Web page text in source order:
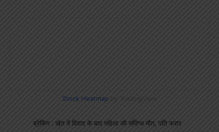
Stock Heatmap by TradingView
ब्रेकिंग : खेत में विवाद के बाद महिला की संदिग्ध मौत, पति फरार